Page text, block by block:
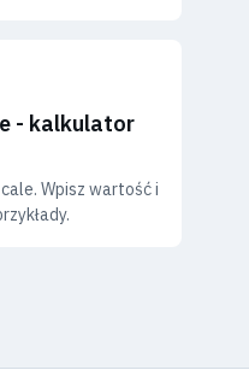
- kalkulator
Wpisz wartość i